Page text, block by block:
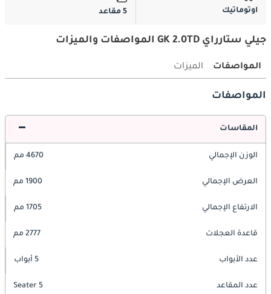
اوتوماتيك
5 مقاعد
جيلي ستارراي GK 2.0TD المواصفات والميزات
المواصفات الميزات
المواصفات
المقاسات
الوزن الإجمالي 4670 مم
العرض الإجمالي 1900 مم
الارتفاع الإجمالي 1705 مم
قاعدة العجلات 2777 مم
عدد الأبواب 5 أبواب
عدد المقاعد 5 Seater